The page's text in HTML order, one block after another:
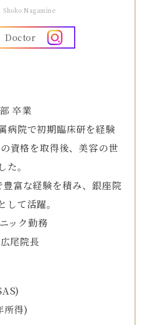
Shoko Nagamine
Doctor
卒業
病院で初期臨床研を経験
資格を取得後、美容の世
。
富な経験を積み、銀座院
して活躍。
ック勤務
尾院長
所得)